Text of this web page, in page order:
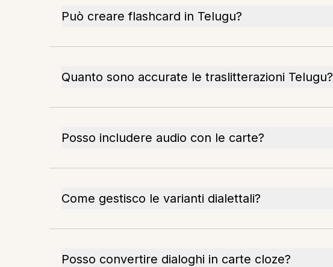
Può creare flashcard in Telugu?
Quanto sono accurate le traslitterazioni Telugu?
Posso includere audio con le carte?
Come gestisco le varianti dialettali?
Posso convertire dialoghi in carte cloze?